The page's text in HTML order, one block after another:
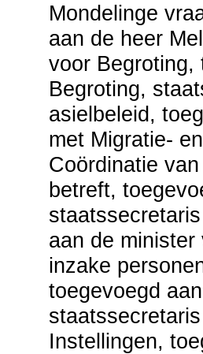
Mondelinge
aan de heer
voor Begroting,
Begroting,
asielbeleid,
met Migratie-
Coördinatie
betreft,
aan de
inzake
toegevoegd
Instellingen,